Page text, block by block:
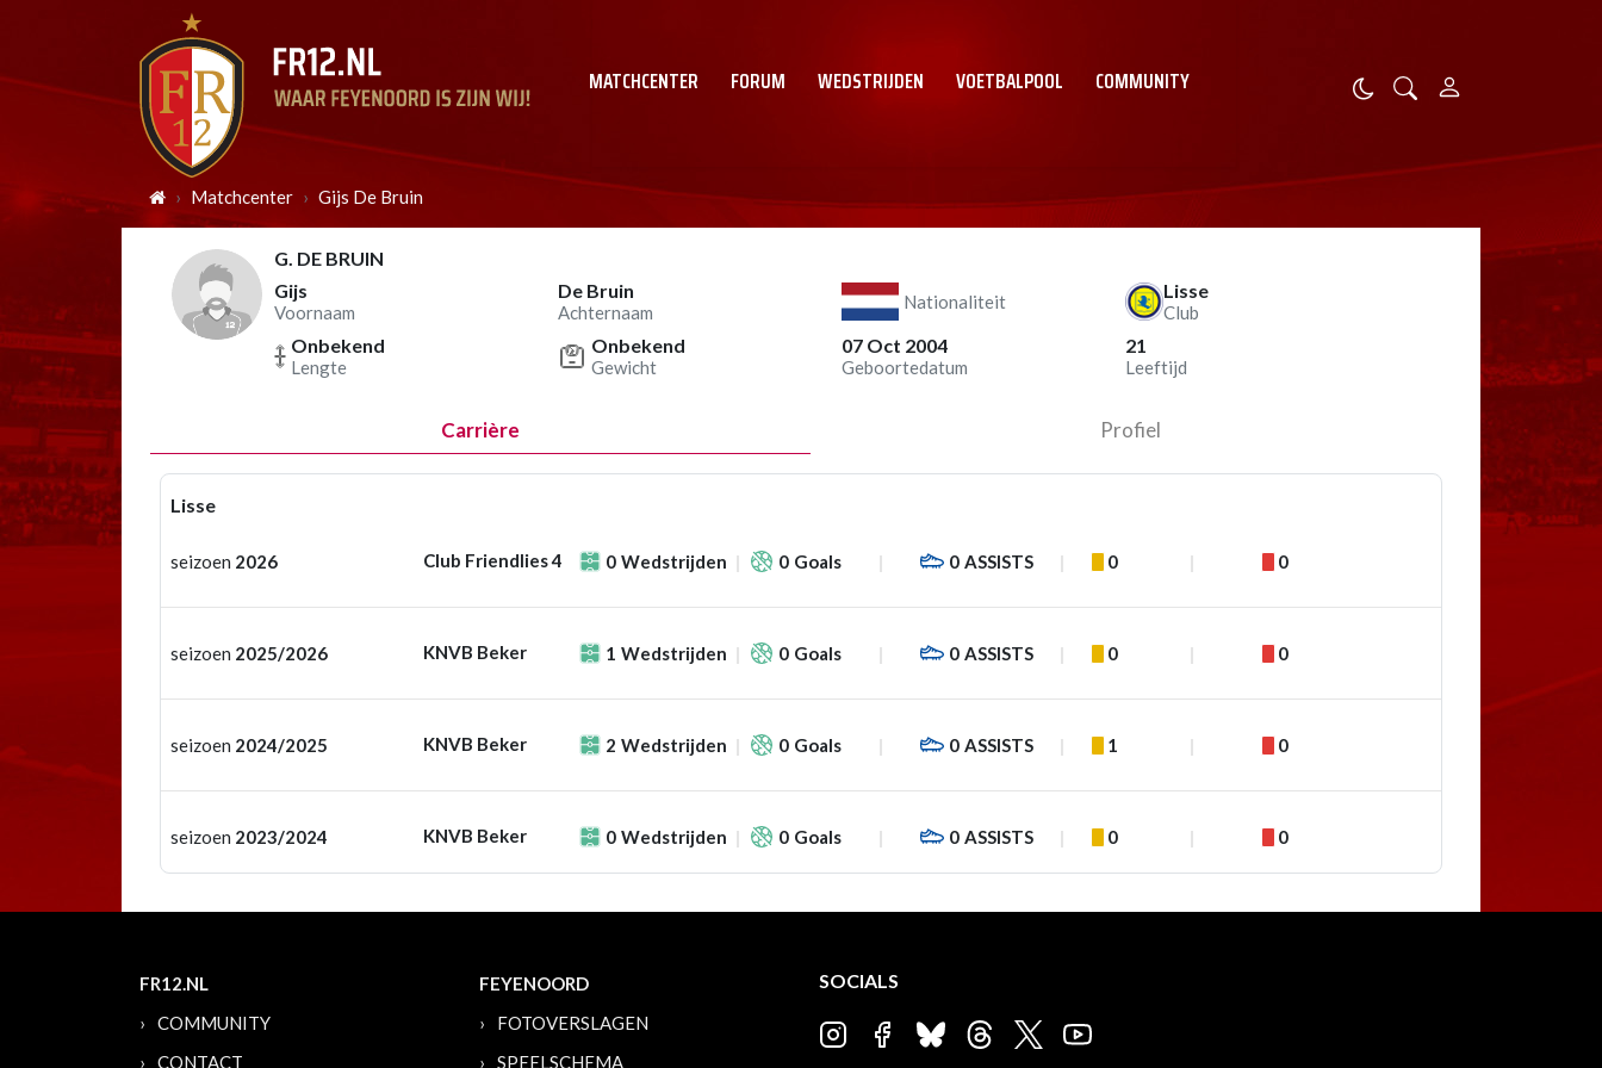
MATCHCENTER FORUM WEDSTRIJDEN VOETBALPOOL COMMUNITY
Matchcenter Gijs De Bruin
G. DE BRUIN
Gijs
Voornaam
De Bruin
Achternaam
Nationaliteit Lisse
Club
Onbekend
Lengte
Onbekend
Gewicht
07 Oct 2004
Geboortedatum
21
Leeftijd
Carrière Profiel
Lisse
seizoen 2026 Club Friendlies 4 0 Wedstrijden 0 Goals 0 ASSISTS 0 0
seizoen 2025/2026 KNVB Beker 1 Wedstrijden 0 Goals 0 ASSISTS 0 0
seizoen 2024/2025 KNVB Beker 2 Wedstrijden 0 Goals 0 ASSISTS 1 0
seizoen 2023/2024 KNVB Beker 0 Wedstrijden 0 Goals 0 ASSISTS 0 0
FR12.NL
COMMUNITY
CONTACT
FEYENOORD
FOTOVERSLAGEN
SPEELSCHEMA
SOCIALS